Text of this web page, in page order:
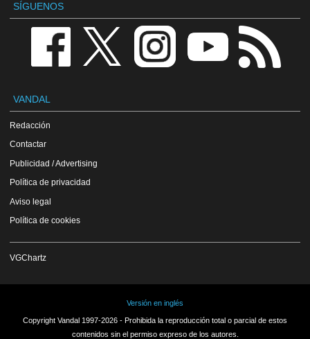
SÍGUENOS
VANDAL
Redacción
Contactar
Publicidad / Advertising
Política de privacidad
Aviso legal
Política de cookies
VGChartz
Versión en inglés
Copyright Vandal 1997-2026 - Prohibida la reproducción total o parcial de estos
contenidos sin el permiso expreso de los autores.